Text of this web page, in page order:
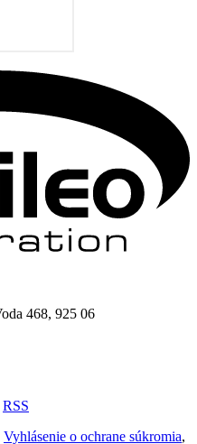
468, 925 06
RSS
Vyhlásenie o ochrane súkromia,